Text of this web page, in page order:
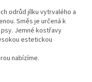
odrůd jílku vytrvalého a
Směs je určená k
Jemné kostřavy
estetickou
nabízíme.